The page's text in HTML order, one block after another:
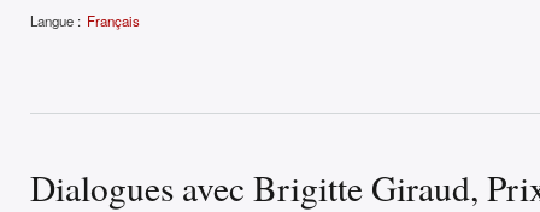
Langue : Français
Dialogues avec Brigitte Giraud,